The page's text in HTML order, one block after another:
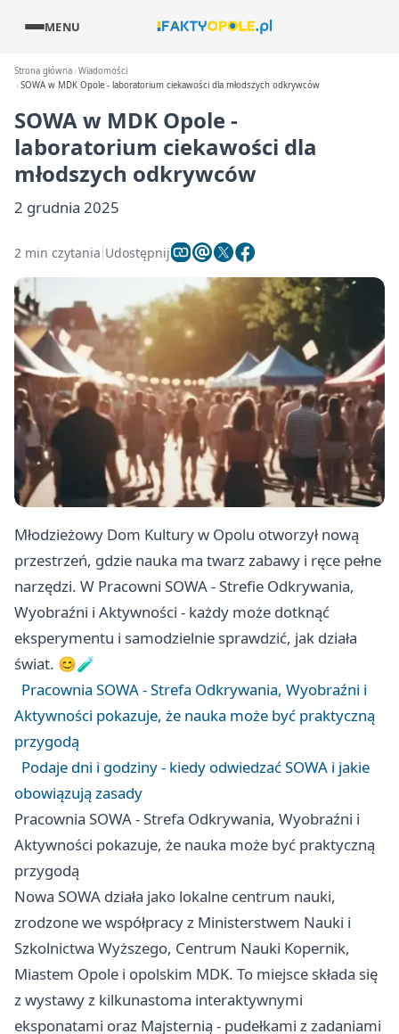
MENU
Strona główna Wiadomości
SOWA w MDK Opole - laboratorium ciekawości dla młodszych odkrywców
SOWA w MDK Opole -
laboratorium ciekawości dla
młodszych odkrywców
2 grudnia 2025
2 min czytania Udostępnij
Młodzieżowy Dom Kultury w Opolu otworzył nową
przestrzeń, gdzie nauka ma twarz zabawy i ręce pełne
narzędzi. W Pracowni SOWA - Strefie Odkrywania,
Wyobraźni i Aktywności - każdy może dotknąć
eksperymentu i samodzielnie sprawdzić, jak działa
świat. 😊🧪
Pracownia SOWA - Strefa Odkrywania, Wyobraźni i
Aktywności pokazuje, że nauka może być praktyczną
przygodą
Podaje dni i godziny - kiedy odwiedzać SOWA i jakie
obowiązują zasady
Pracownia SOWA - Strefa Odkrywania, Wyobraźni i
Aktywności pokazuje, że nauka może być praktyczną
przygodą
Nowa SOWA działa jako lokalne centrum nauki,
zrodzone we współpracy z Ministerstwem Nauki i
Szkolnictwa Wyższego, Centrum Nauki Kopernik,
Miastem Opole i opolskim MDK. To miejsce składa się
z wystawy z kilkunastoma interaktywnymi
eksponatami oraz Majsternią - pudełkami z zadaniami